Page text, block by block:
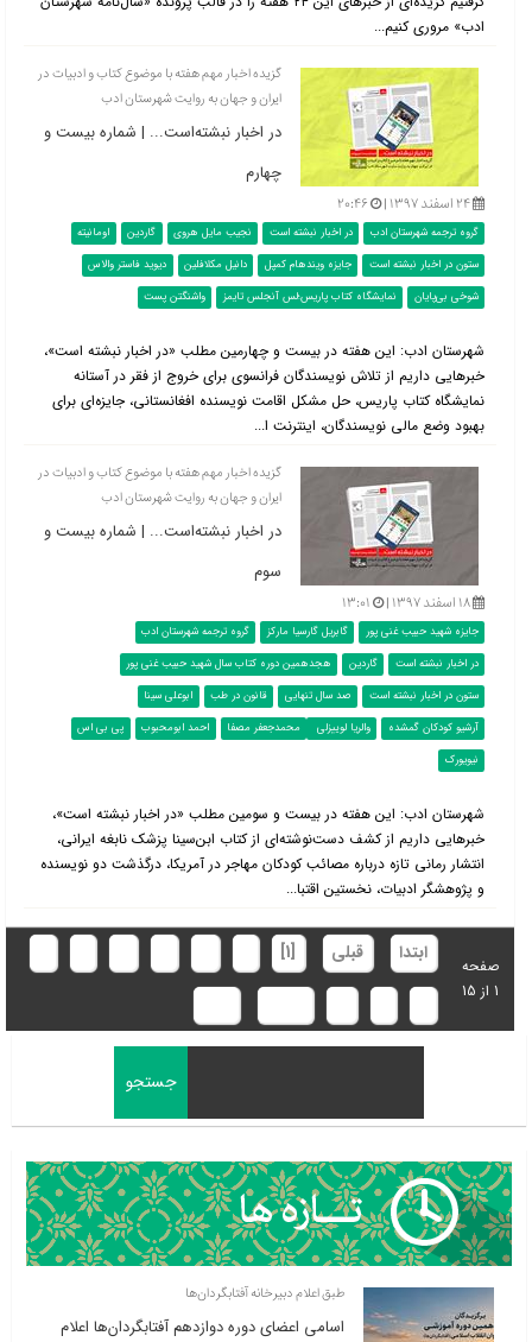
ادب» مروری کنیم...
گزیده اخبار مهم هفته با موضوع کتاب و ادبیات در
ایران و جهان به روایت شهرستان ادب
در اخبار نبشته‌است... | شماره بیست و
چهارم
۲۴ اسفند ۱۳۹۷ | ۲۰:۴۶
گروه ترجمه شهرستان ادب در اخبار نبشته است نجیب مایل هروی گاردین
اومانیته
ستون در اخبار نبشته است
جایزه ویندهام کمپل دانیل مکلافلین
دیوید فاستر والاس
شوخی بی‌پایان
نمایشگاه کتاب پاریس؛لس آنجلس تایمز واشنگتن پست
شهرستان ادب: این هفته در بیست و چهارمین مطلب «در اخبار نبشته است»،
خبرهایی داریم از تلاش نویسندگان فرانسوی برای خروج از فقر در آستانه
نمایشگاه کتاب پاریس، حل مشکل اقامت نویسنده افغانستانی، جایزه‌ای برای
بهبود وضع مالی نویسندگان، اینترنت ا...
گزیده اخبار مهم هفته با موضوع کتاب و ادبیات در
ایران و جهان به روایت شهرستان ادب
در اخبار نبشته‌است... | شماره بیست و
سوم
۱۸ اسفند ۱۳۹۷ | ۱۳:۰۱
جایزه شهید حبیب غنی پور گابریل گارسیا مارکز
گروه ترجمه شهرستان ادب
در اخبار نبشته است
گاردین
هجدهمین دوره کتاب سال شهید حبیب غنی پور
ستون در اخبار نبشته است
صد سال تنهایی قانون در طب
ابوعلی سینا
آرشیو کودکان گمشده
والریا لوییزلی محمدجعفر مصفا احمد ابومحبوب
پی بی اس
نیویورک
شهرستان ادب: این هفته در بیست و سومین مطلب «در اخبار نبشته است»،
خبرهایی داریم از کشف دست‌نوشته‌ای از کتاب ابن‌سینا پزشک نابغه ایرانی،
انتشار رمانی تازه درباره مصائب کودکان مهاجر در آمریکا، درگذشت دو نویسنده
و پژوهشگر ادبیات، نخستین اقتبا...
صفحه
1 از 15
ابتدا قبلی [1]
طبق اعلام دبیرخانه آفتابگردان‌ها
اسامی اعضای دوره دوازدهم آفتابگردان‌ها اعلام